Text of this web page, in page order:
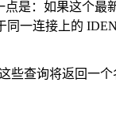
是：如果这个
一连接上的
查询将返回一